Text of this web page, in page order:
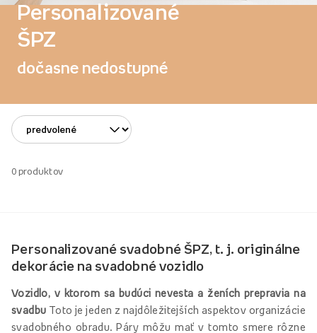
Personalizované
ŠPZ
dočasne nedostupné
0 produktov
Personalizované svadobné ŠPZ, t. j. originálne
dekorácie na svadobné vozidlo
Vozidlo, v ktorom sa budúci nevesta a ženích prepravia na
svadbu Toto je jeden z najdôležitejších aspektov organizácie
svadobného obradu. Páry môžu mať v tomto smere rôzne